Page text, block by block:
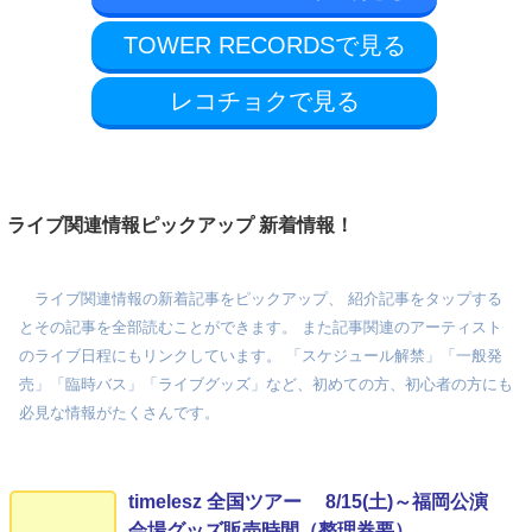
TOWER RECORDSで見る
レコチョクで見る
ライブ関連情報ピックアップ 新着情報！
ライブ関連情報の新着記事をピックアップ、 紹介記事をタップする
とその記事を全部読むことができます。 また記事関連のアーティスト
のライブ日程にもリンクしています。 「スケジュール解禁」「一般発
売」「臨時バス」「ライブグッズ」など、初めての方、初心者の方にも
必見な情報がたくさんです。
timelesz 全国ツアー 8/15(土)～福岡公演